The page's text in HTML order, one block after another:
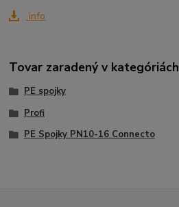
info
Tovar zaradený v kategóriách
PE spojky
Profi
PE Spojky PN10-16 Connecto